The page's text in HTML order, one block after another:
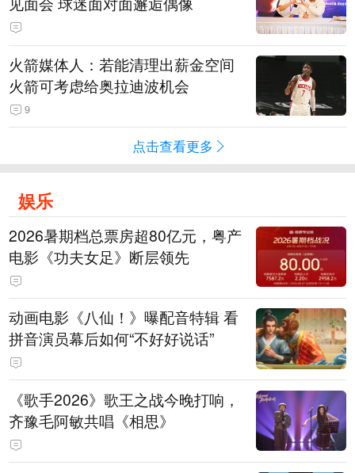
火箭媒体人：若能清理出薪金空间
火箭可考虑给奥拉迪波机会
9
点击查看更多
娱乐
2026暑期档总票房超80亿元，粤产
电影《功夫女足》断层领先
动画电影《八仙！》曝配音特辑 看
拼音演员幕后如何“不好好说话”
《歌手2026》歌王之战今晚打响，
齐豫毛阿敏共唱《相思》